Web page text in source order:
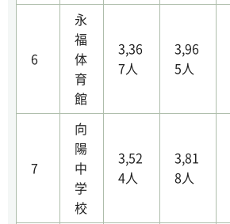
6
永
福
体
育
館
3,36
7人
3,96
5人
7
向
陽
中
学
校
3,52
4人
3,81
8人